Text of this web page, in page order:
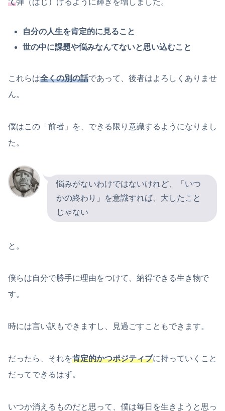
て弾（はじ）けるように輝きを増しました。
自分の人生を肯定的に見ること
世の中に課題や悩みなんてないと思い込むこと
これらは全くの別の話であって、後者はよろしくありませ
ん。
僕はこの「前者」を、できる限り意識するようになりまし
た。
悩みがないわけではないけれど、「いつ
かの終わり」を意識すれば、大したこと
じゃない
と。
僕らは自分で勝手に理由をつけて、納得できる生き物で
す。
時には言い訳もできますし、見過ごすこともできます。
だったら、それを肯定的かつポジティブに持っていくこと
だってできるはず。
いつか消えるものだと思って、僕は毎日を生きようと思っ